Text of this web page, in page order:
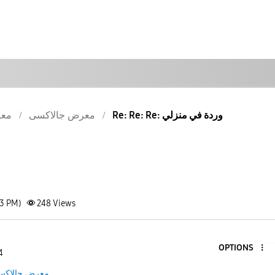
معرض جالاكسى Re: Re: Re: وردة في منزلي
PM) 248Views
OPTIONS